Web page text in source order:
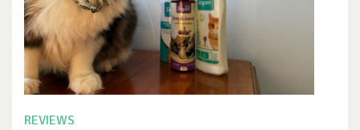
REVIEWS